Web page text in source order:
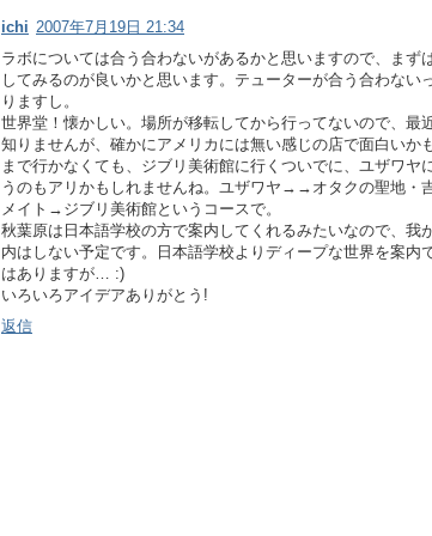
ichi 2007年7月19日 21:34
ラボについては合う合わないがあるかと思いますので、まず
してみるのが良いかと思います。テューターが合う合わない
りますし。
世界堂！懐かしい。場所が移転してから行ってないので、最
知りませんが、確かにアメリカには無い感じの店で面白いか
まで行かなくても、ジブリ美術館に行くついでに、ユザワヤ
うのもアリかもしれませんね。ユザワヤ→→オタクの聖地・
メイト→ジブリ美術館というコースで。
秋葉原は日本語学校の方で案内してくれるみたいなので、我
内はしない予定です。日本語学校よりディープな世界を案内
はありますが… :)
いろいろアイデアありがとう!
返信